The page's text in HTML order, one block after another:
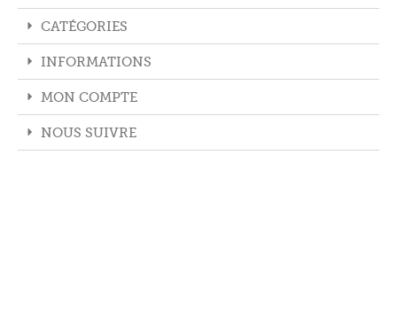
CATÉGORIES
INFORMATIONS
MON COMPTE
NOUS SUIVRE